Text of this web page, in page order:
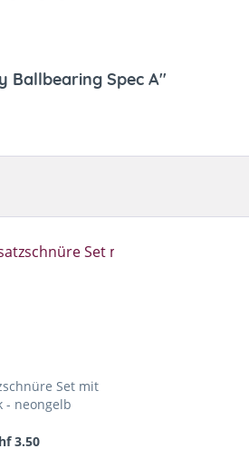
Ballbearing Spec A"
Set mit
- neongelb
3.50